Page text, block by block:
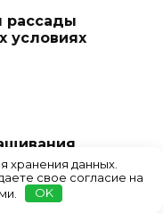
рассады
условиях
хранения данных.
свое согласие на
OK